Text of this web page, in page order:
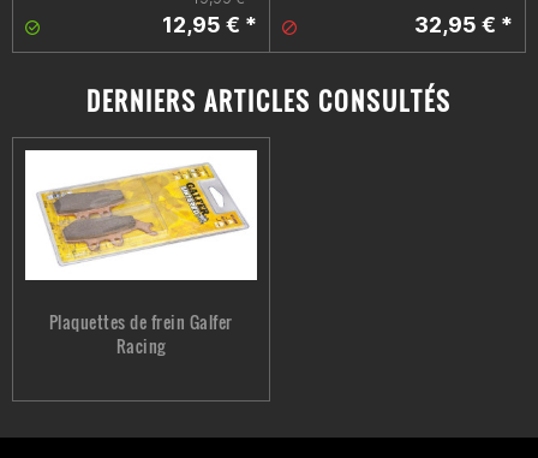
12,95 € * 32,95 € *
DERNIERS ARTICLES CONSULTÉS
Plaquettes de frein Galfer
Racing